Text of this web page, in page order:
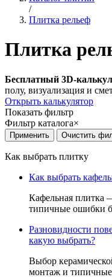
/
Плитка рельеф
Плитка
Бесплатный 3D-
полу, визуализация и
Открыть калькулятор
Показать фильтр
Фильтр каталога×
Как выбрать плитку
Как выбрать
Кафельная плитка
типичные ошибки
Разновидности
какую выбрать?
Выбор
монтаж и